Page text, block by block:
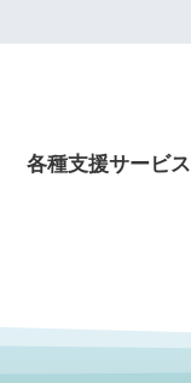
各種支援サービス